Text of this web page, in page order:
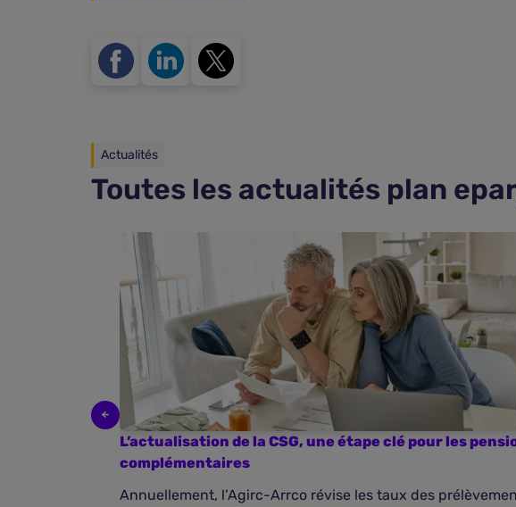
Actualités
Toutes les actualités plan
L’actualisation de la CSG, une étape clé pour les
complémentaires
Annuellement, l’Agirc-Arrco révise les taux des